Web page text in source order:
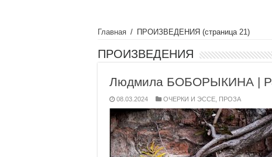
Главная / ПРОИЗВЕДЕНИЯ (страница 21)
ПРОИЗВЕДЕНИЯ
Людмила БОБОРЫКИНА |
08.03.2024 ОЧЕРКИ И ЭССЕ ПРОЗА